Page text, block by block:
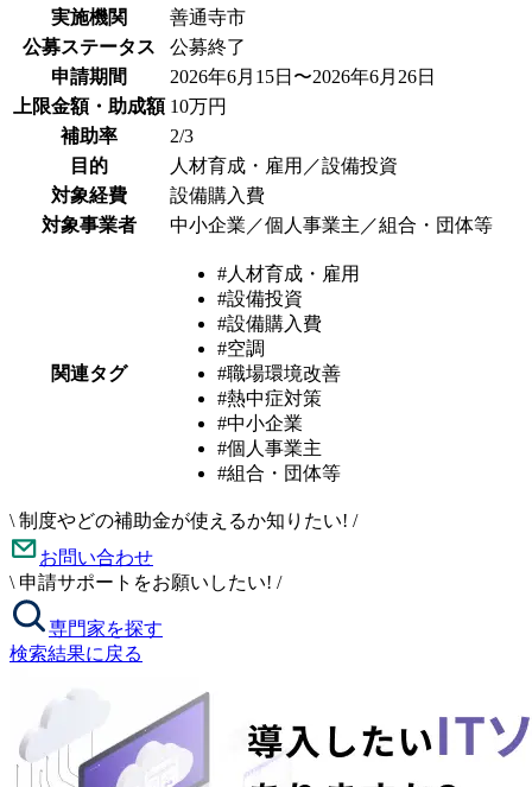
実施機関
善通寺市
公募ステータス
公募終了
申請期間
2026年6月15日〜2026年6月26日
上限金額・助成額 10万円
補助率
2/3
目的
人材育成・雇用／設備投資
対象経費
設備購入費
対象事業者
中小企業／個人事業主／組合・団体等
関連タグ
#人材育成・雇用
#設備投資
#設備購入費
#空調
#職場環境改善
#熱中症対策
#中小企業
#個人事業主
#組合・団体等
\ 制度やどの補助金が使えるか知りたい! /
お問い合わせ
\ 申請サポートをお願いしたい! /
専門家を探す
検索結果に戻る